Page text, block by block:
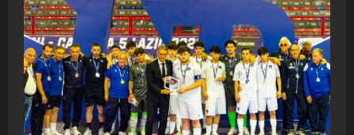
3
"SportEmpire" in Podcast
“SportEmpire” in Podcast: 28^ Puntata
(Martedi 21 Aprile 2026)
21/04/2026
"SportEmpire" in Podcast Sport News
“SportEmpire” in Podcast: 27^ Puntata